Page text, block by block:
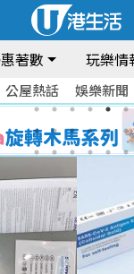
著數 玩樂情
公屋熱話 娛樂新聞